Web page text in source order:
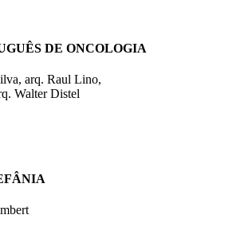
DE ONCOLOGIA
arq. Raul Lino,
Walter Distel